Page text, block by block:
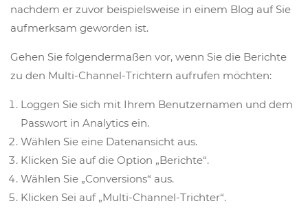
nachdem er zuvor beispielsweise in einem Blog auf Sie
aufmerksam geworden ist.
Gehen Sie folgendermaßen vor, wenn Sie die Berichte
zu den Multi-Channel-Trichtern aufrufen möchten:
Loggen Sie sich mit Ihrem Benutzernamen und dem
Passwort in Analytics ein.
Wählen Sie eine Datenansicht aus.
Klicken Sie auf die Option „Berichte“.
Wählen Sie „Conversions“ aus.
Klicken Sei auf „Multi-Channel-Trichter“.